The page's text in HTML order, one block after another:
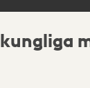
kungliga